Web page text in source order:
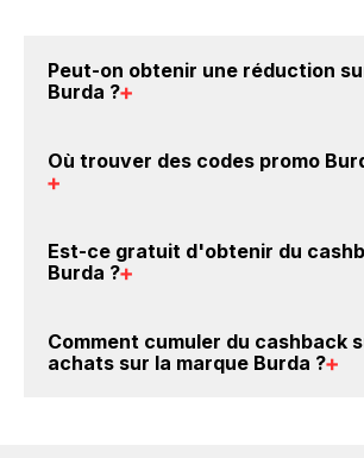
Peut-on obtenir une réduction
Burda ?
crédités sur votre cagnotte
compte de vos éventuels bonus.
Où trouver des codes promo
promo sur les produits Burda.
Est-ce gratuit d'obtenir du
Burda ?
compte gratuitement pour cumuler
cashback sur vos achats sur la
Comment cumuler du cashback
achats sur la marque Burda ?